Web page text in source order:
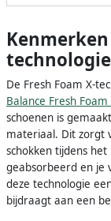
technologie
De Fresh Foam X-
Balance Fresh Foam
schoenen is
materiaal. Dit zorgt
schokken tijdens
geabsorbeerd en je
deze technologie
bijdraagt aan een